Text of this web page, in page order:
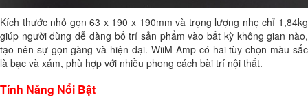
Kích thước nhỏ gọn 63 x 190 x 190mm và trọng lượng nhẹ chỉ 1,84kg
giúp người dùng dễ dàng bố trí sản phẩm vào bất kỳ không gian nào,
tạo nên sự gọn gàng và hiện đại. WiiM Amp có hai tùy chọn màu sắc
là bạc và xám, phù hợp với nhiều phong cách bài trí nội thất.
Tính Năng Nổi Bật